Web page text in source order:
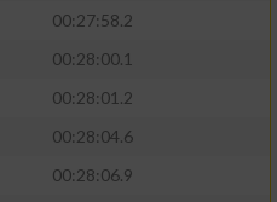
00:27:58.2
00:28:00.1
00:28:01.2
00:28:04.6
00:28:06.9